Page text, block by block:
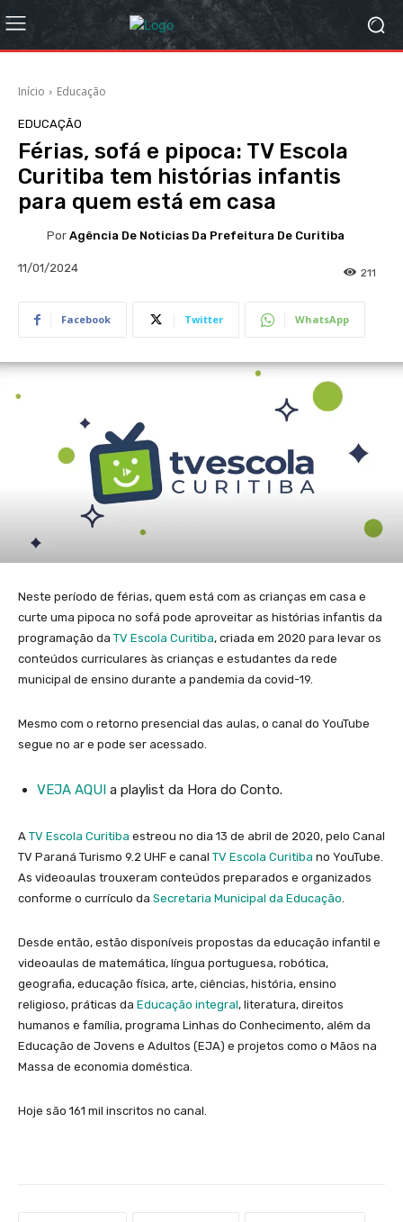
Início Educação
EDUCAÇÃO
Férias, sofá e pipoca: TV Escola
Curitiba tem histórias infantis
para quem está em casa
Por Agência De Noticias Da Prefeitura De Curitiba
11/01/2024 211
Facebook Twitter WhatsApp
Neste período de férias, quem está com as crianças em casa e
curte uma pipoca no sofá pode aproveitar as histórias infantis da
programação da TV Escola Curitiba, criada em 2020 para levar os
conteúdos curriculares às crianças e estudantes da rede
municipal de ensino durante a pandemia da covid-19.
Mesmo com o retorno presencial das aulas, o canal do YouTube
segue no ar e pode ser acessado.
VEJA AQUI a playlist da Hora do Conto.
A TV Escola Curitiba estreou no dia 13 de abril de 2020, pelo Canal
TV Paraná Turismo 9.2 UHF e canal TV Escola Curitiba no YouTube.
As videoaulas trouxeram conteúdos preparados e organizados
conforme o currículo da Secretaria Municipal da Educação.
Desde então, estão disponíveis propostas da educação infantil e
videoaulas de matemática, língua portuguesa, robótica,
geografia, educação física, arte, ciências, história, ensino
religioso, práticas da Educação integral, literatura, direitos
humanos e família, programa Linhas do Conhecimento, além da
Educação de Jovens e Adultos (EJA) e projetos como o Mãos na
Massa de economia doméstica.
Hoje são 161 mil inscritos no canal.